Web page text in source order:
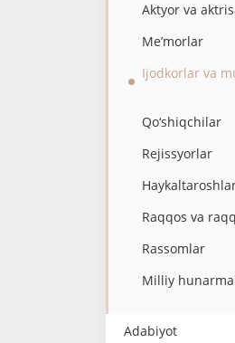
Aktyor va
Me’morlar
Ijodkorlar va
Qo‘shiqchilar
Rejissyorlar
Raqqos va
Rassomlar
Milliy
Adabiyot